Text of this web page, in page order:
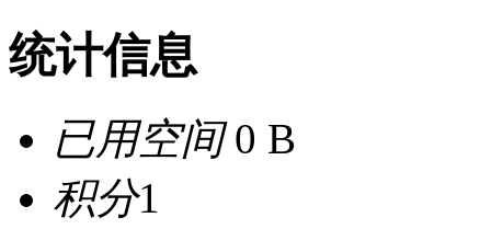
统计信息
已用空间0 B
积分1